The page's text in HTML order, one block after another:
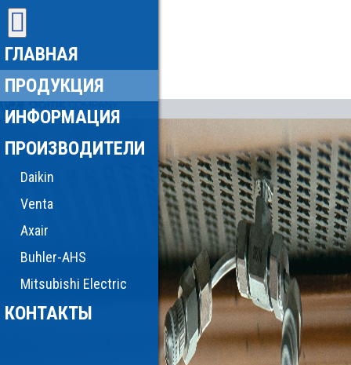
ГЛАВНАЯ
ПРОДУКЦИЯ
ИНФОРМАЦИЯ
ПРОИЗВОДИТЕЛИ
Daikin
Venta
Axair
Buhler-AHS
Mitsubishi Electric
КОНТАКТЫ